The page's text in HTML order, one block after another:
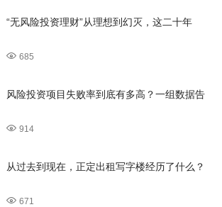
“无风险投资理财”从理想到幻灭，这二十年
685
风险投资项目失败率到底有多高？一组数据告
914
从过去到现在，正定出租写字楼经历了什么？
671